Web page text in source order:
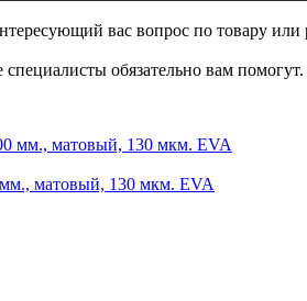
вас вопрос по товару или
обязательно вам помогут.
матовый, 130 мкм. EVA